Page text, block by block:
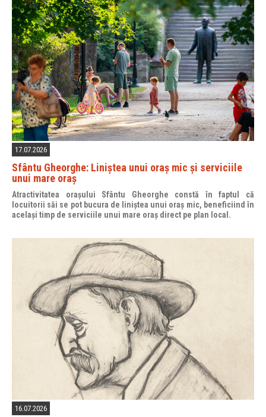
17.07.2026
Sfântu Gheorghe: Liniștea unui oraș mic și serviciile
unui mare oraș
Atractivitatea orașului Sfântu Gheorghe constă în faptul că
locuitorii săi se pot bucura de liniștea unui oraș mic, beneficiind în
același timp de serviciile unui mare oraș direct pe plan local.
16.07.2026